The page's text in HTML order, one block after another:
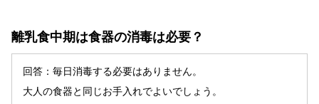
離乳食中期は食器の消毒は必要？
回答：毎日消毒する必要はありません。
大人の食器と同じお手入れでよいでしょう。